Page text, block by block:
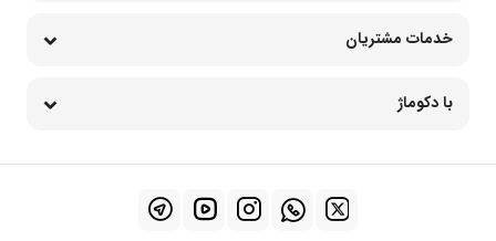
خدمات مشتریان
با دکوماژ